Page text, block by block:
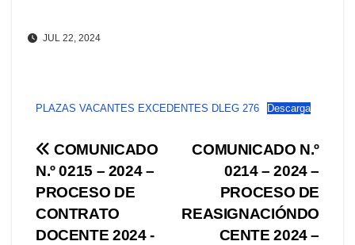
JUL 22, 2024
PLAZAS VACANTES EXCEDENTES DLEG 276 Descarga
Navegación
de
entradas
COMUNICADO N.º
0214 – 2024 –
PROCESO DE
REASIGNACIÓNDO
CENTE 2024 –
COMUNICADO
N.º 0215 – 2024 –
PROCESO DE
CONTRATO
DOCENTE 2024 -